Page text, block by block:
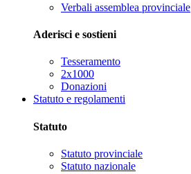
Verbali assemblea provinciale
Aderisci e sostieni
Tesseramento
2x1000
Donazioni
Statuto e regolamenti
Statuto
Statuto provinciale
Statuto nazionale